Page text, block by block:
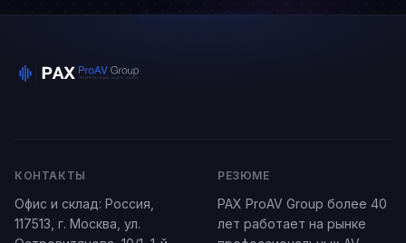
КОНТАКТЫ
Офис и склад: Россия
117513, г. Москва ул.
РЕЗЮМЕ
PAX ProAV Group более 40
лет работает на рынке